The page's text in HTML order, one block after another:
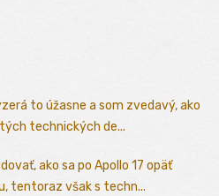
to úžasne a som zvedavý, ako
technických de...
ako sa po Apollo 17 opäť
tentoraz však s techn...